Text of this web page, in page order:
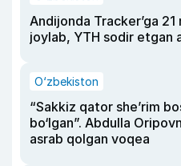
Andijonda Tracker’ga
joylab, YTH sodir etgan
O‘zbekiston
“Sakkiz qator she’rim
bo‘lgan”. Abdulla
asrab qolgan voqea